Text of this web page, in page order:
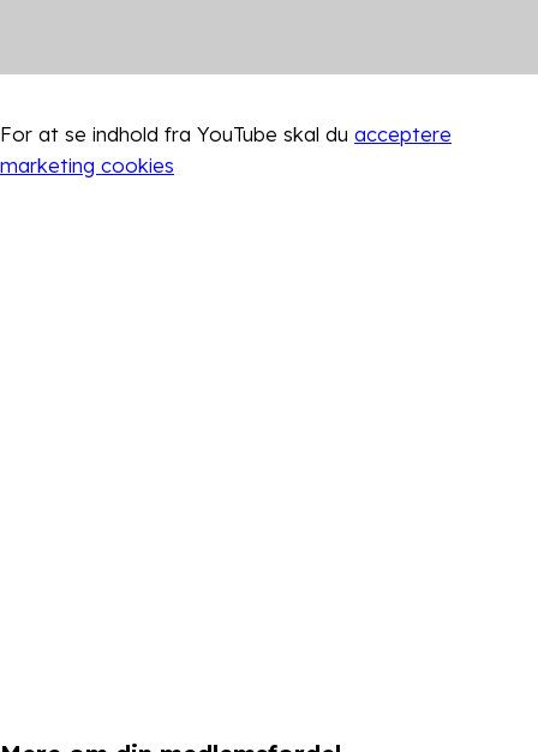
For at se indhold fra YouTube skal du acceptere
marketing cookies